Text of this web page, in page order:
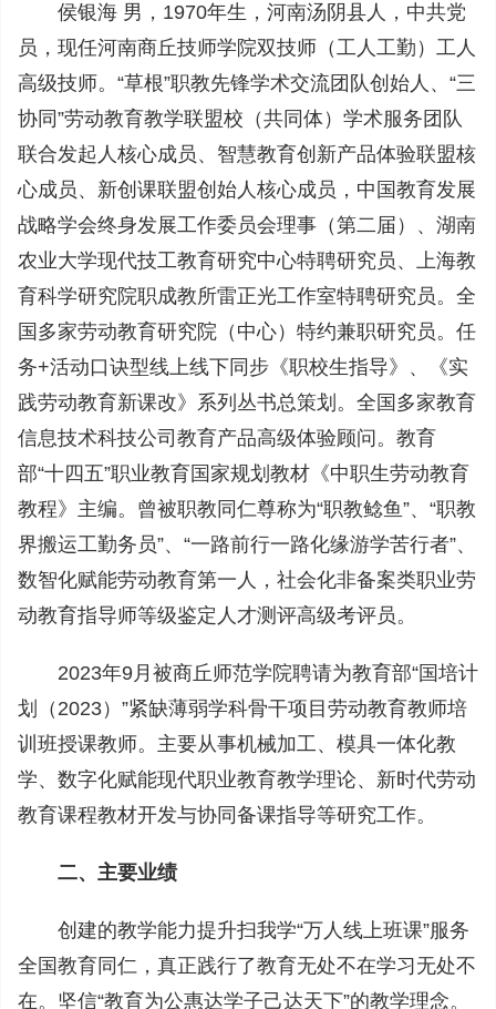
侯银海 男，1970年生，河南汤阴县人，中共党
员，现任河南商丘技师学院双技师（工人工勤）工人
高级技师。“草根”职教先锋学术交流团队创始人、“三
协同”劳动教育教学联盟校（共同体）学术服务团队
联合发起人核心成员、智慧教育创新产品体验联盟核
心成员、新创课联盟创始人核心成员，中国教育发展
战略学会终身发展工作委员会理事（第二届）、湖南
农业大学现代技工教育研究中心特聘研究员、上海教
育科学研究院职成教所雷正光工作室特聘研究员。全
国多家劳动教育研究院（中心）特约兼职研究员。任
务+活动口诀型线上线下同步《职校生指导》、《实
践劳动教育新课改》系列丛书总策划。全国多家教育
信息技术科技公司教育产品高级体验顾问。教育
部“十四五”职业教育国家规划教材《中职生劳动教育
教程》主编。曾被职教同仁尊称为“职教鲶鱼”、“职教
界搬运工勤务员”、“一路前行一路化缘游学苦行者”、
数智化赋能劳动教育第一人，社会化非备案类职业劳
动教育指导师等级鉴定人才测评高级考评员。
2023年9月被商丘师范学院聘请为教育部“国培计
划（2023）”紧缺薄弱学科骨干项目劳动教育教师培
训班授课教师。主要从事机械加工、模具一体化教
学、数字化赋能现代职业教育教学理论、新时代劳动
教育课程教材开发与协同备课指导等研究工作。
二、主要业绩
创建的教学能力提升扫我学“万人线上班课”服务
全国教育同仁，真正践行了教育无处不在学习无处不
在。坚信“教育为公惠达学子己达天下”的教学理念。